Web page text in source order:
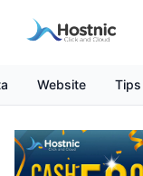
Website Tips